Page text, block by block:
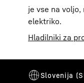
je vse na
elektriko.
Hladilniki za